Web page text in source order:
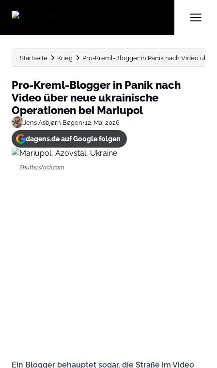
Startseite Krieg Pro-Kreml-Blogger in Panik nach Video über
Pro-Kreml-Blogger in Panik nach
Video über neue ukrainische
Operationen bei Mariupol
Jens Asbjørn Bøgen•12. Mai 2026
dagens.de auf Google folgen
Shutterstock.com
Ein Blogger behauptet sogar, die Straße im Video